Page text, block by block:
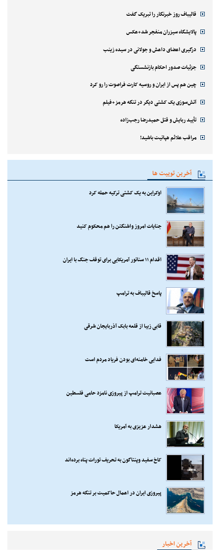
قالیباف روز خبرنگار را تبریک گفت
پالایشگاه سیزران منفجر شد+عکس
درگیری اعضای داعش و جولانی در سیده زینب
جزئیات صدور احکام بازنشستگی
چین هم پس از ایران و روسیه کارت فراصوت را رو کرد
آتش‌سوزی یک کشتی دیگر در تنگه هرمز+فیلم
تأیید ربایش و قتل حمیدرضا رجب‌زاده
مراقب علائم هپاتیت باشید!
آخرین توییت ها
اوکراین به یک کشتی ترکیه حمله کرد
جنایات امروز واشنگتن را هم محکوم کنید
اقدام ۱۱ سناتور آمریکایی برای توقف جنگ با ایران
پاسخ قالیباف به ترامپ
قابی زیبا از قلعه بابک آذربایجان شرقی
فدایی خامنه‌ای بودن فریاد مردم است
عصبانیت ترامپ از پیروزی نامزد حامی فلسطین
هشدار عزیزی به آمریکا
کاخ سفید وپنتاگون به تحریف تورات پناه برده‌اند
پیروزی ایران در اعمال حاکمیت بر تنگه هرمز
آخرین اخبار